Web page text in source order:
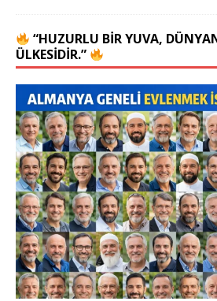
“HUZURLU BIR YUVA,
ÜLKESIDIR.”